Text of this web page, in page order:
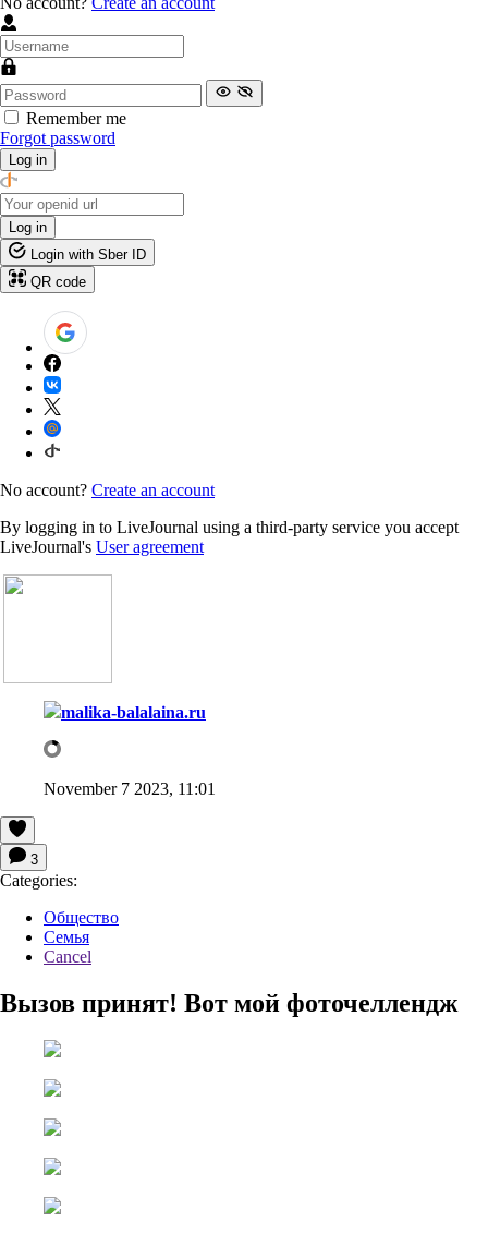
Remember me
Forgot password
Log in
Log in
Login with Sber ID
QR code
No account? Create an account
By logging in to LiveJournal using a third-party service you accept
LiveJournal's User agreement
malika-balalaina.ru
November 7 2023, 11:01
3
Categories:
Общество
Семья
Cancel
Вызов принят! Вот мой фоточеллендж